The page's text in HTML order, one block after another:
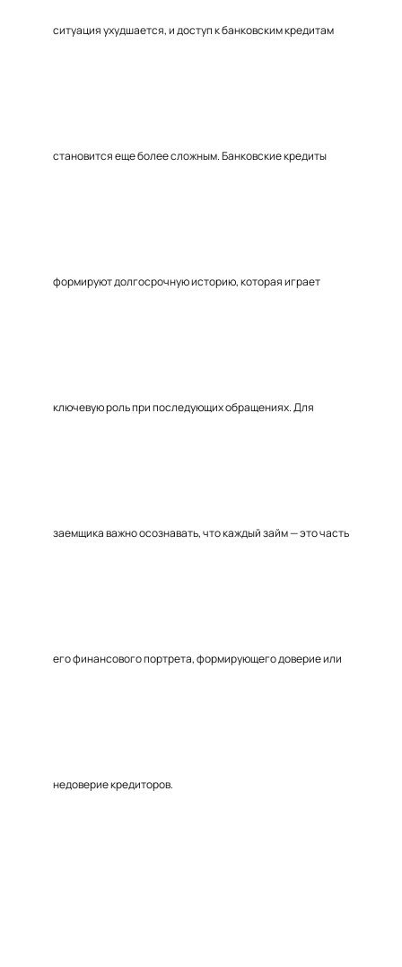
ситуация ухудшается, и доступ к банковским кредитам
становится еще более сложным. Банковские кредиты
формируют долгосрочную историю, которая играет
ключевую роль при последующих обращениях. Для
заемщика важно осознавать, что каждый займ — это часть
его финансового портрета, формирующего доверие или
недоверие кредиторов.